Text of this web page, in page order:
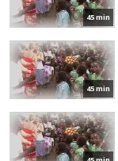
45 min
45 min